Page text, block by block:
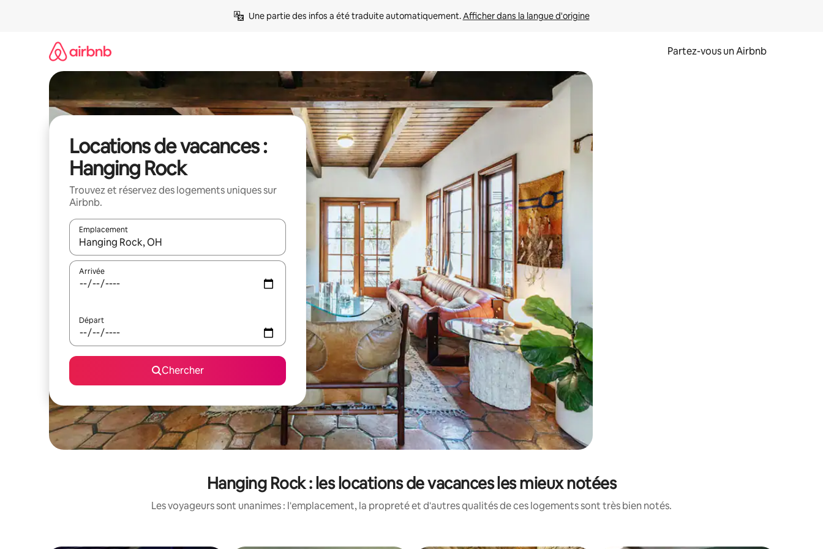
Une partie des infos a été traduite automatiquement. Afficher dans la langue d'origine
Partez-vous un Airbnb
Locations de vacances :
Hanging Rock
Trouvez et réservez des logements uniques sur
Airbnb.
Emplacement
Quand les résultats sont affichés, parcourez-les en utilisant les flèches vers le haut et vers le bas, ou en appuyant dessus et en les faisant glisser.
Arrivée
Départ
Chercher
Hanging Rock : les locations de vacances les mieux notées
Les voyageurs sont unanimes : l'emplacement, la propreté et d'autres qualités de ces logements sont très bien notés.